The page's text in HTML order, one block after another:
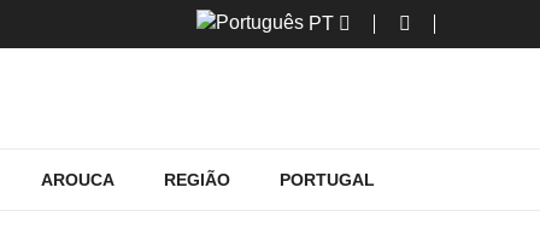
PT
AROUCA REGIÃO PORTUGAL